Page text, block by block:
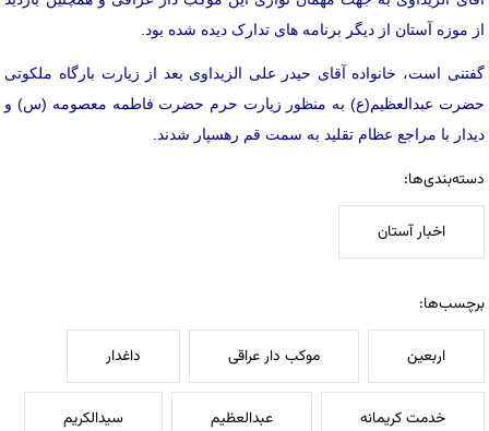
از موزه آستان از دیگر برنامه های تدارک دیده شده بود.
گفتنی است، خانواده آقای حیدر علی الزیداوی بعد از زیارت بارگاه ملکوتی
حضرت عبدالعظیم(ع) به منظور زیارت حرم حضرت فاطمه معصومه (س) و
دیدار با مراجع عظام تقلید به سمت قم رهسپار شدند.
دسته‌بندی‌ها:
اخبار آستان
برچسب‌ها:
اربعین موکب دار عراقی داغدار
خدمت کریمانه عبدالعظیم سیدالکریم